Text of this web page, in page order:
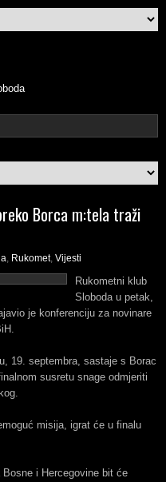
Borca m:tela traži
, Rukomet, Vijesti
Rukometni klub
Sloboda u petak,
je konferenciju za novinare
19. septembra, sastaje s Borac
susretu snage odmjeriti
misija, igrat će u finalu
i Hercegovine bit će